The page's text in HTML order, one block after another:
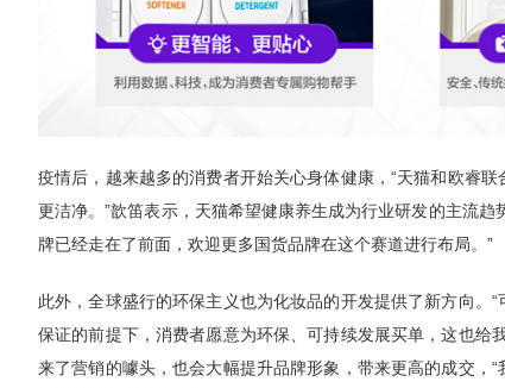
疫情后，越来越多的消费者开始关心身体健康，“天猫和欧睿
更洁净。”歆笛表示，天猫希望健康养生成为行业研发的主流
牌已经走在了前面，欢迎更多国货品牌在这个赛道进行布局。”
此外，全球盛行的环保主义也为化妆品的开发提供了新方向。
保证的前提下，消费者愿意为环保、可持续发展买单，这也给
来了营销的噱头，也会大幅提升品牌形象，带来更高的成交，